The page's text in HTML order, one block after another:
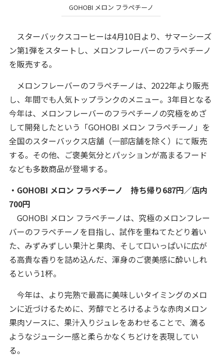
GOHOBI メロン フラペチーノ
スターバックスコーヒーは4月10日より、サマーシーズ
ン第1弾をスタートし、メロンフレーバーのフラペチーノ
を販売する。
メロンフレーバーのフラペチーノは、2022年より販売
し、年間でも人気トップランクのメニュー。3年目となる
今年は、メロンフレーバーのフラペチーノの究極をめざ
して開発したという「GOHOBI メロン フラペチーノ」を
全国のスターバックス店舗（一部店舗を除く）にて販売
する。その他、ご褒美気分とパッションが高まるフード
なども多数商品が登場する。
・GOHOBI メロン フラペチーノ 持ち帰り687円／店内
700円
GOHOBI メロン フラペチーノは、究極のメロンフレー
バーのフラペチーノを目指し、試作を重ねてたどり着い
た、みずみずしい果汁と果肉、そして口いっぱいに広が
る高貴な香りを詰め込んだ、渾身のご褒美感に酔いしれ
るという1杯。
今年は、より完熟で最高に美味しいタイミングのメロ
ンに近づけるために、芳醇でとろけるような赤肉メロン
果肉ソースに、果汁入りジュレをあわせることで、滴る
ようなジューシー感と柔らかなくちどけを表現してい
る。